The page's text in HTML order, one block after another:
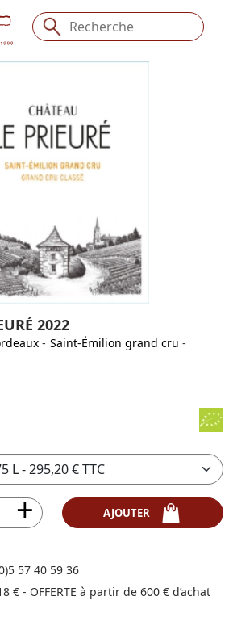
2022
- Saint-Émilion grand cru -
57 40 59 36
€ - OFFERTE à partir de 600 € d’achat